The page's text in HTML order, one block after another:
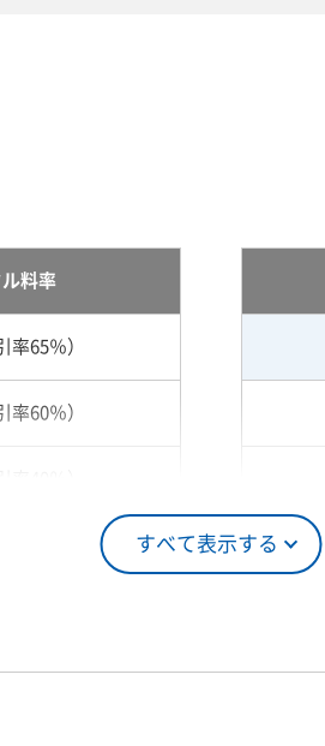
すべて表示する
ル料率
率65％）
率60％）
率 0％）